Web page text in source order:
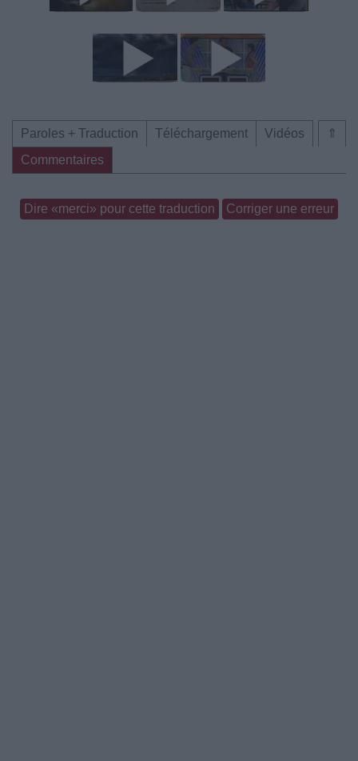
⇑
Paroles + Traduction Téléchargement
Vidéos
Commentaires
Dire «merci» pour cette traduction Corriger une erreur